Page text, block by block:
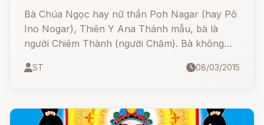
Bà Chúa Ngọc hay nữ thần Poh Nagar (hay Pô
Ino Nogar), Thiên Y Ana Thánh mẫu, bà là
người Chiêm Thành (người Chăm). Bà không
thuyết được nhân dân phụng thờ hàng trăm
theo một cách riêng để gần gũi với cuộc sống
ST 08/03/2015